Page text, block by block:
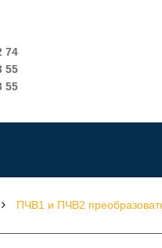
74
55
55
ПЧВ1 и ПЧВ2